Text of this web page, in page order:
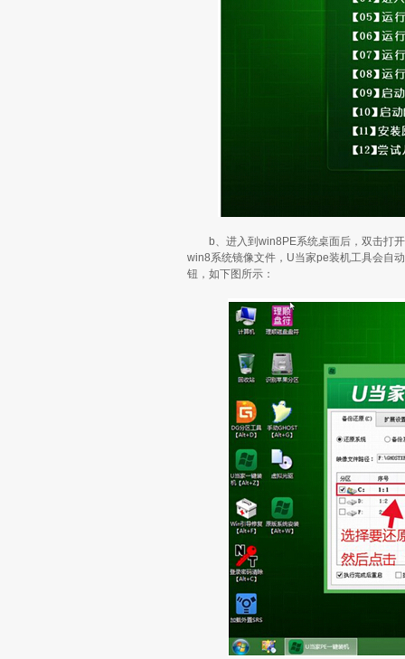
b、进入到win8PE系统桌面后，双击打开
win8系统镜像文件，U当家pe装机工具会自
钮，如下图所示：